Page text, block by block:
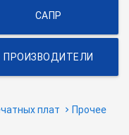
САПР
ПРОИЗВОДИТЕЛИ
плат Прочее